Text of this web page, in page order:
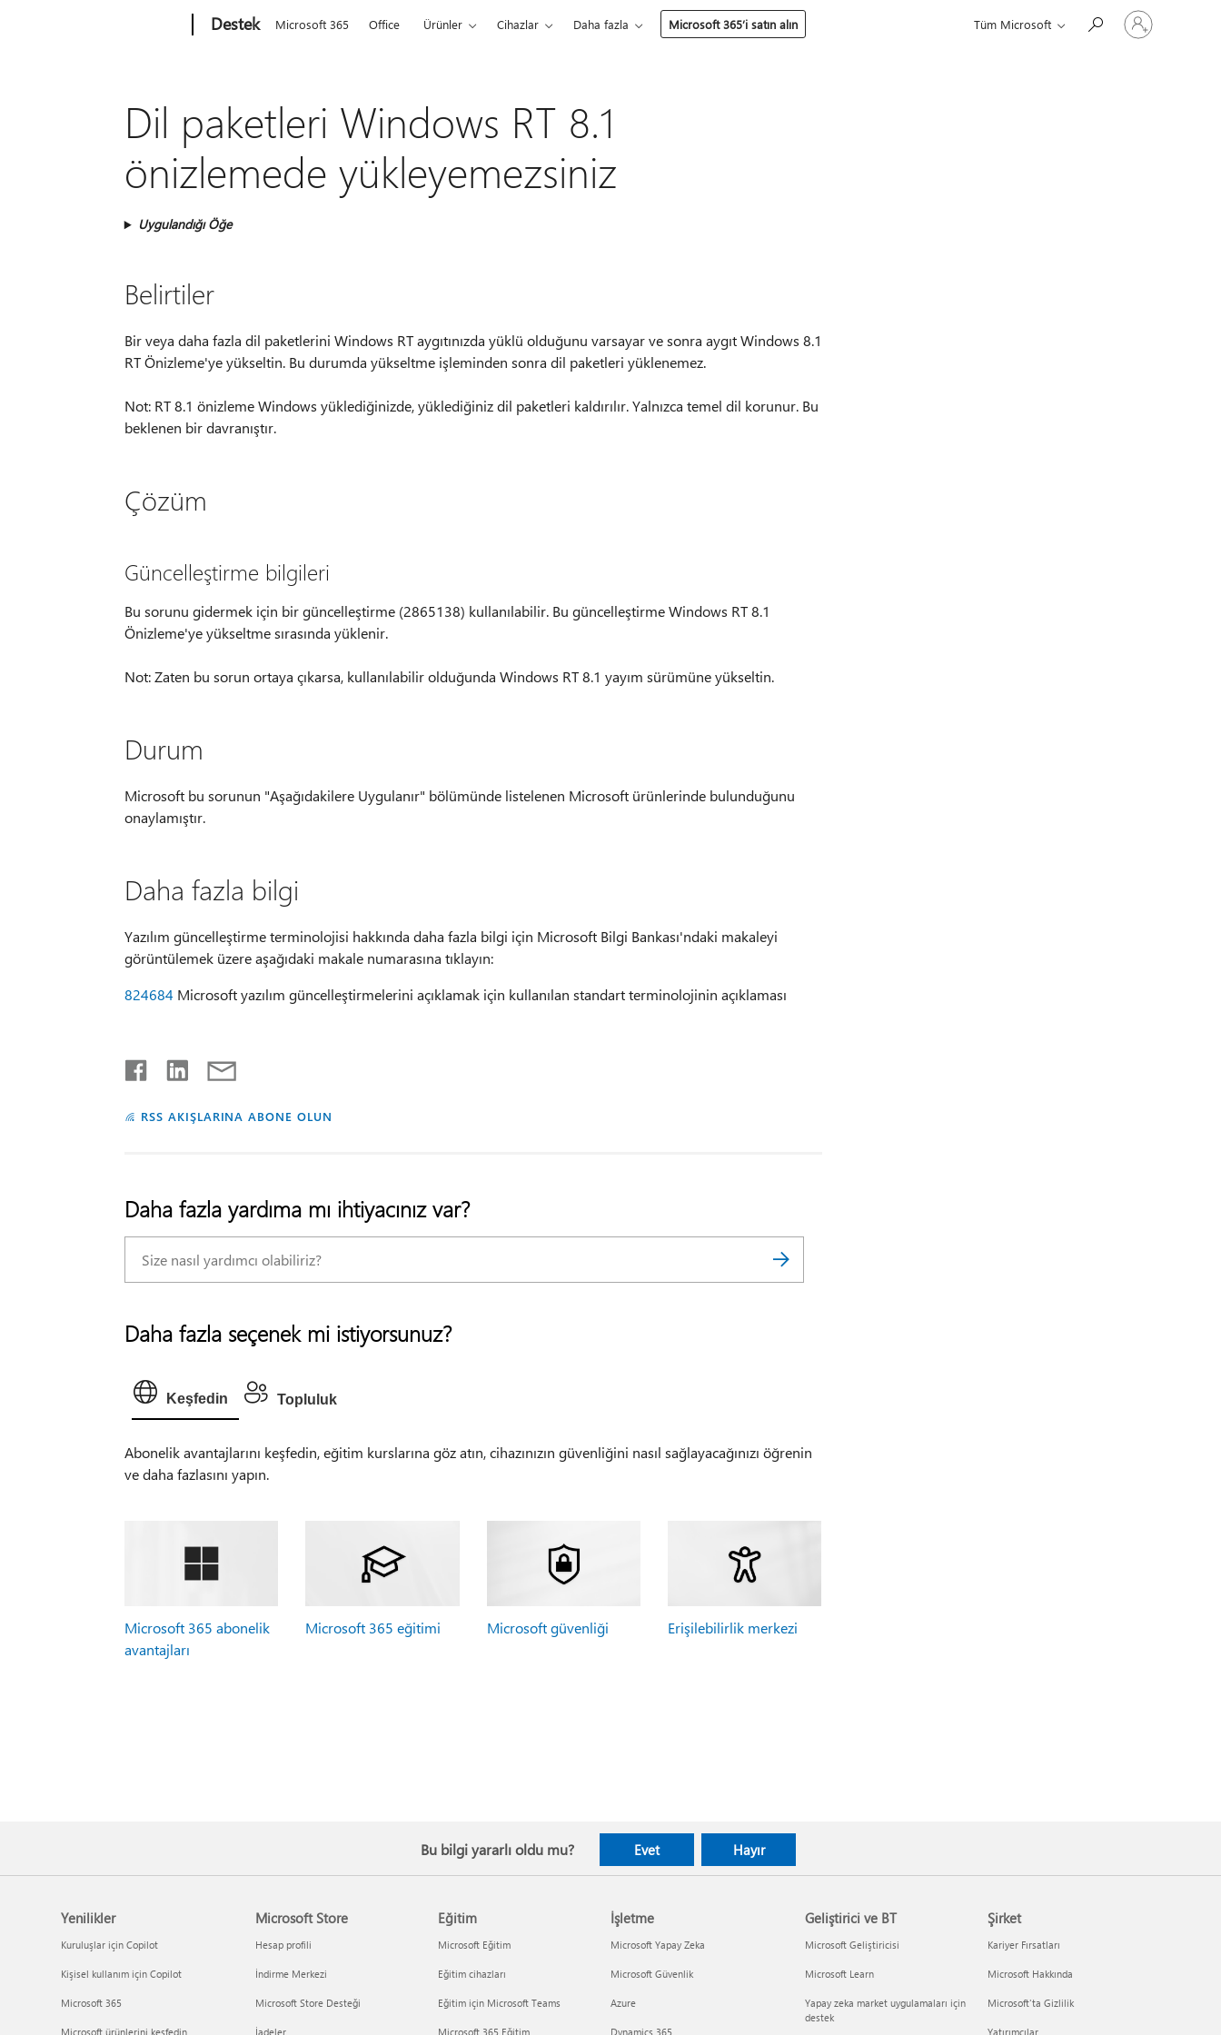
Destek Microsoft 365 Office Ürünler Cihazlar Daha fazla Microsoft 365’i satın alın Tüm Microsoft
Hesabınızda
oturum
açın
Dil paketleri Windows RT 8.1
önizlemede yükleyemezsiniz
Uygulandığı Öğe
Belirtiler
Bir veya daha fazla dil paketlerini Windows RT aygıtınızda yüklü olduğunu varsayar ve sonra aygıt Windows 8.1
RT Önizleme'ye yükseltin. Bu durumda yükseltme işleminden sonra dil paketleri yüklenemez.
Not: RT 8.1 önizleme Windows yüklediğinizde, yüklediğiniz dil paketleri kaldırılır. Yalnızca temel dil korunur. Bu
beklenen bir davranıştır.
Çözüm
Güncelleştirme bilgileri
Bu sorunu gidermek için bir güncelleştirme (2865138) kullanılabilir. Bu güncelleştirme Windows RT 8.1
Önizleme'ye yükseltme sırasında yüklenir.
Not: Zaten bu sorun ortaya çıkarsa, kullanılabilir olduğunda Windows RT 8.1 yayım sürümüne yükseltin.
Durum
Microsoft bu sorunun "Aşağıdakilere Uygulanır" bölümünde listelenen Microsoft ürünlerinde bulunduğunu
onaylamıştır.
Daha fazla bilgi
Yazılım güncelleştirme terminolojisi hakkında daha fazla bilgi için Microsoft Bilgi Bankası'ndaki makaleyi
görüntülemek üzere aşağıdaki makale numarasına tıklayın:
824684 Microsoft yazılım güncelleştirmelerini açıklamak için kullanılan standart terminolojinin açıklaması
RSS AKIŞLARINA ABONE OLUN
Daha fazla yardıma mı ihtiyacınız var?
Daha fazla seçenek mi istiyorsunuz?
Keşfedin Topluluk
Abonelik avantajlarını keşfedin, eğitim kurslarına göz atın, cihazınızın güvenliğini nasıl sağlayacağınızı öğrenin
ve daha fazlasını yapın.
Microsoft 365 abonelik
avantajları
Microsoft 365 eğitimi Microsoft güvenliği Erişilebilirlik merkezi
Bu bilgi yararlı oldu mu? Evet Hayır
Yenilikler
Kuruluşlar için Copilot
Kişisel kullanım için Copilot
Microsoft 365
Microsoft ürünlerini keşfedin
Microsoft Store
Hesap profili
İndirme Merkezi
Microsoft Store Desteği
İadeler
Eğitim
Microsoft Eğitim
Eğitim cihazları
Eğitim için Microsoft Teams
Microsoft 365 Eğitim
İşletme
Microsoft Yapay Zeka
Microsoft Güvenlik
Azure
Dynamics 365
Geliştirici ve BT
Microsoft Geliştiricisi
Microsoft Learn
Yapay zeka market uygulamaları için
destek
Şirket
Kariyer Fırsatları
Microsoft Hakkında
Microsoft'ta Gizlilik
Yatırımcılar